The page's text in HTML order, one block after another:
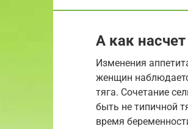
А как
Изменения
женщин
тяга. Сочетание
быть не типичной
время